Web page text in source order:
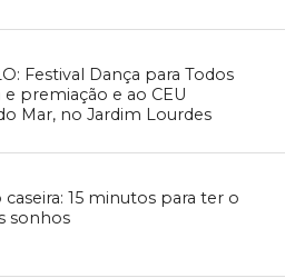
Festival Dança para Todos
e premiação e ao CEU
Mar, no Jardim Lourdes
caseira: 15 minutos para ter o
sonhos